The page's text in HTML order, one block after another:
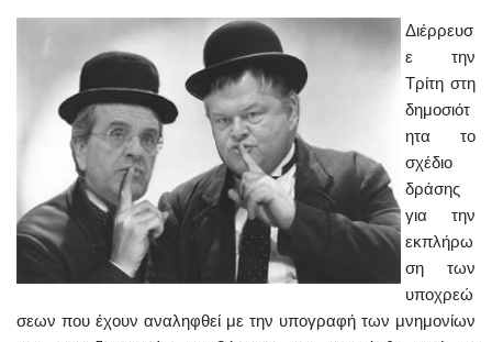
Διέρρευσ
ε την
Τρίτη στη
δημοσιότ
ητα το
σχέδιο
δράσης
για την
εκπλήρω
ση των
υποχρεώ
σεων που έχουν αναληφθεί με την υπογραφή των μνημονίων